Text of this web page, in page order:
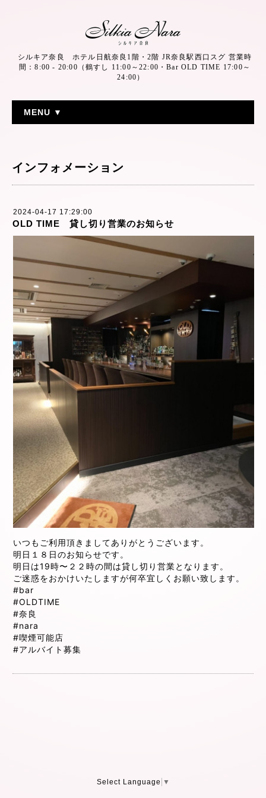
シルキア奈良 ホテル日航奈良1階・2階 JR奈良駅西口スグ 営業時
間：8:00 - 20:00（鶴すし 11:00～22:00・Bar OLD TIME 17:00～
24:00）
MENU ▼
インフォメーション
2024-04-17 17:29:00
OLD TIME 貸し切り営業のお知らせ
いつもご利用頂きましてありがとうございます。
明日１８日のお知らせです。
明日は19時〜２２時の間は貸し切り営業となります。
ご迷惑をおかけいたしますが何卒宜しくお願い致します。
#bar
#OLDTIME
#奈良
#nara
#喫煙可能店
#アルバイト募集
Select Language ▼